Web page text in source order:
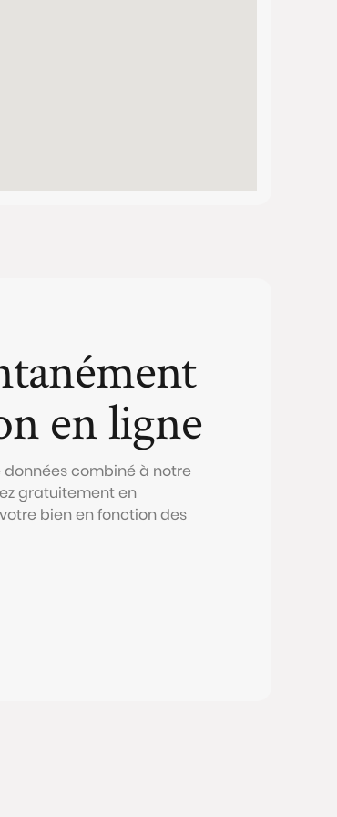
en ligne
combiné à notre
gratuitement en
bien en fonction des